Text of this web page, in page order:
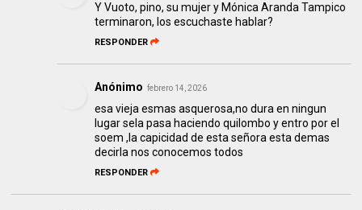
Y Vuoto, pino, su mujer y Mónica Aranda Tampico
terminaron, los escuchaste hablar?
RESPONDER
Anónimo febrero 14, 2026
esa vieja esmas asquerosa,no dura en ningun
lugar sela pasa haciendo quilombo y entro por el
soem ,la capicidad de esta señora esta demas
decirla nos conocemos todos
RESPONDER